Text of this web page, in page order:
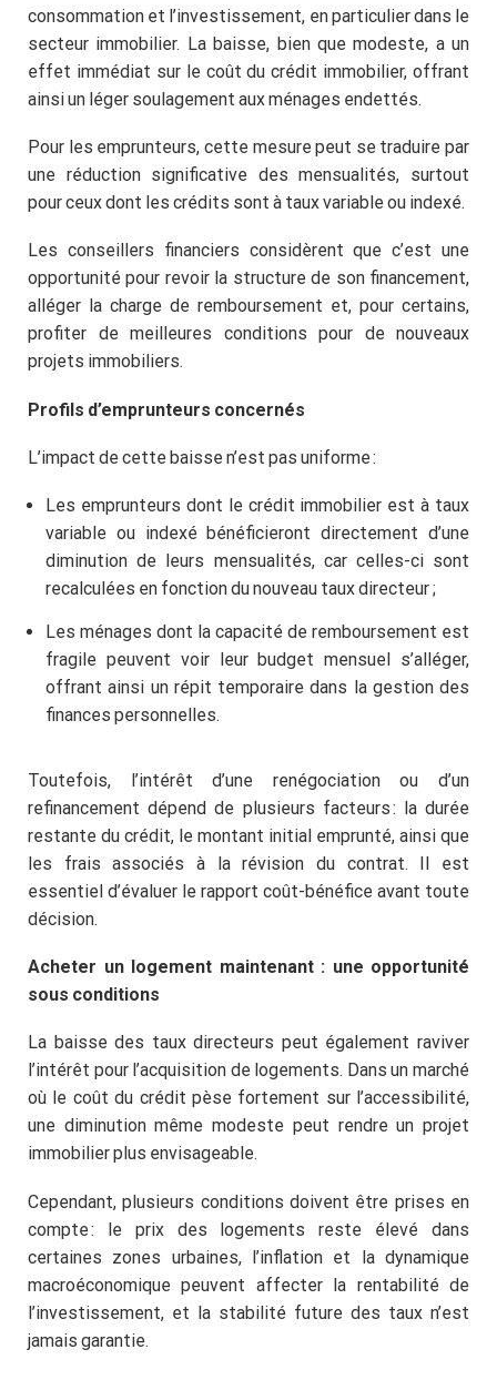
consommation et l’investissement, en particulier dans le
secteur immobilier. La baisse, bien que modeste, a un
effet immédiat sur le coût du crédit immobilier, offrant
ainsi un léger soulagement aux ménages endettés.
Pour les emprunteurs, cette mesure peut se traduire par
une réduction significative des mensualités, surtout
pour ceux dont les crédits sont à taux variable ou indexé.
Les conseillers financiers considèrent que c’est une
opportunité pour revoir la structure de son financement,
alléger la charge de remboursement et, pour certains,
profiter de meilleures conditions pour de nouveaux
projets immobiliers.
Profils d’emprunteurs concernés
L’impact de cette baisse n’est pas uniforme :
Les emprunteurs dont le crédit immobilier est à taux
variable ou indexé bénéficieront directement d’une
diminution de leurs mensualités, car celles-ci sont
recalculées en fonction du nouveau taux directeur ;
Les ménages dont la capacité de remboursement est
fragile peuvent voir leur budget mensuel s’alléger,
offrant ainsi un répit temporaire dans la gestion des
finances personnelles.
Toutefois, l’intérêt d’une renégociation ou d’un
refinancement dépend de plusieurs facteurs : la durée
restante du crédit, le montant initial emprunté, ainsi que
les frais associés à la révision du contrat. Il est
essentiel d’évaluer le rapport coût-bénéfice avant toute
décision.
Acheter un logement maintenant : une opportunité
sous conditions
La baisse des taux directeurs peut également raviver
l’intérêt pour l’acquisition de logements. Dans un marché
où le coût du crédit pèse fortement sur l’accessibilité,
une diminution même modeste peut rendre un projet
immobilier plus envisageable.
Cependant, plusieurs conditions doivent être prises en
compte : le prix des logements reste élevé dans
certaines zones urbaines, l’inflation et la dynamique
macroéconomique peuvent affecter la rentabilité de
l’investissement, et la stabilité future des taux n’est
jamais garantie.